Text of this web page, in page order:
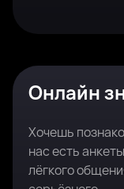
Онлайн
Хочешь
нас есть
лёгкого